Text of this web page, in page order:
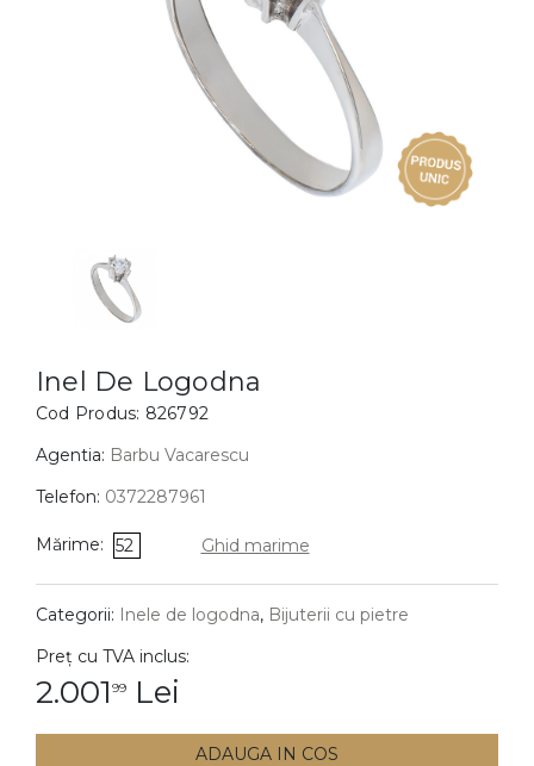
BIJUTERII COPII
Cercei
Bratari
Coliere
Lanturi
Pandantive
DIAMANTE Vezi toate
Cercei
Inel De Logodna
Cod Produs: 826792
Agentia: Barbu Vacarescu
Telefon: 0372287961
Mărime: 52 Ghid marime
Categorii: Inele de logodna, Bijuterii cu pietre
Preț cu TVA inclus:
2.001 99 Lei
ADAUGA IN COS